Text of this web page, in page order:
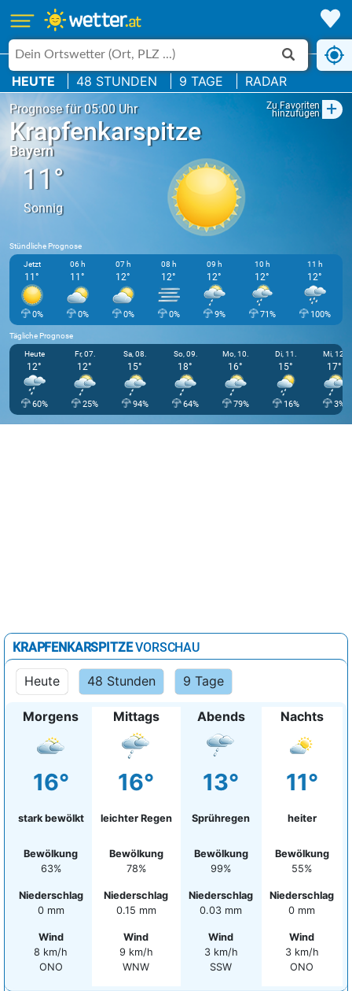
HEUTE 48 STUNDEN 9 TAGE RADAR
Prognose für 05:00 Uhr Zu Favoriten
hinzufügen +
Krapfenkarspitze
Bayern
11°
Sonnig
Stündliche Prognose
Jetzt
11°
0%
06 h
11°
0%
07 h
12°
0%
08 h
12°
0%
09 h
12°
9%
10 h
12°
71%
11 h
12°
100%
Tägliche Prognose
Heute
12°
60%
Fr, 07.
12°
25%
Sa, 08.
15°
94%
So, 09.
18°
64%
Mo, 10.
16°
79%
Di, 11.
15°
16%
Mi, 12.
17°
3%
KRAPFENKARSPITZEVORSCHAU
Heute 48 Stunden 9 Tage
Morgens
16°
stark bewölkt
Bewölkung
63%
Niederschlag
0 mm
Wind
8 km/h
ONO
Mittags
16°
leichter Regen
Bewölkung
78%
Niederschlag
0.15 mm
Wind
9 km/h
WNW
Abends
13°
Sprühregen
Bewölkung
99%
Niederschlag
0.03 mm
Wind
3 km/h
SSW
Nachts
11°
heiter
Bewölkung
55%
Niederschlag
0 mm
Wind
3 km/h
ONO